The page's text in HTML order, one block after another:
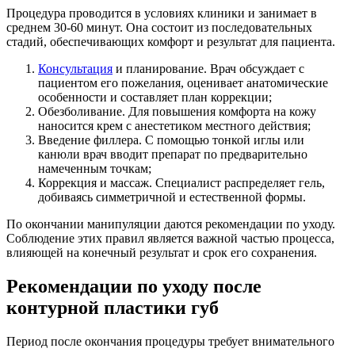
Процедура проводится в условиях клиники и занимает в
среднем 30-60 минут. Она состоит из последовательных
стадий, обеспечивающих комфорт и результат для пациента.
Консультация и планирование. Врач обсуждает с
пациентом его пожелания, оценивает анатомические
особенности и составляет план коррекции;
Обезболивание. Для повышения комфорта на кожу
наносится крем с анестетиком местного действия;
Введение филлера. С помощью тонкой иглы или
канюли врач вводит препарат по предварительно
намеченным точкам;
Коррекция и массаж. Специалист распределяет гель,
добиваясь симметричной и естественной формы.
По окончании манипуляции даются рекомендации по уходу.
Соблюдение этих правил является важной частью процесса,
влияющей на конечный результат и срок его сохранения.
Рекомендации по уходу после
контурной пластики губ
Период после окончания процедуры требует внимательного